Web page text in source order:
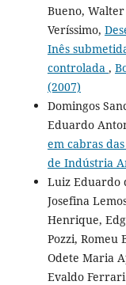
Bueno, Walter
Veríssimo,
Inês
controlada ,
(2007)
Domingos
Eduardo
em cabras
de Indústria
Luiz Eduardo
Josefina
Henrique,
Pozzi,
Odete Maria
Evaldo